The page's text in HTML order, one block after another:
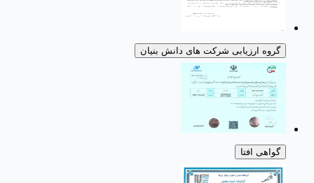
گروه ارزیابی شرکت های دانش بنیان
گواهی افتا